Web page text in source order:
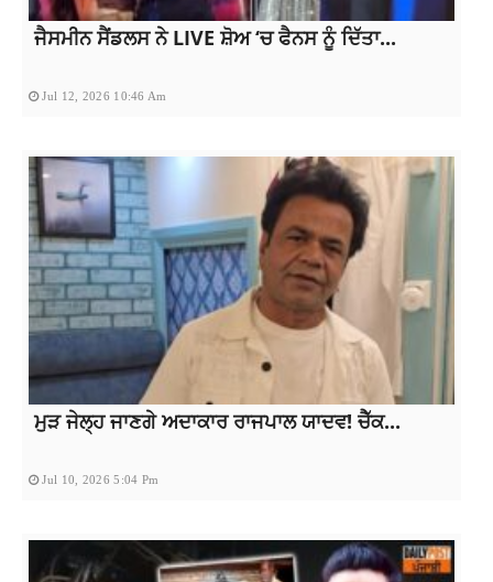
ਜੈਸਮੀਨ ਸੈਂਡਲਸ ਨੇ LIVE ਸ਼ੋਅ ‘ਚ ਫੈਨਸ ਨੂੰ ਦਿੱਤਾ...
Jul 12, 2026 10:46 Am
ਮੁੜ ਜੇਲ੍ਹ ਜਾਣਗੇ ਅਦਾਕਾਰ ਰਾਜਪਾਲ ਯਾਦਵ! ਚੈੱਕ...
Jul 10, 2026 5:04 Pm